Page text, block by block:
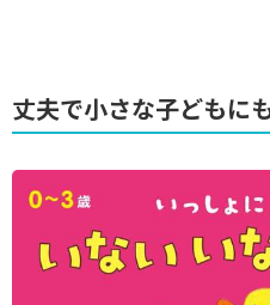
丈夫で小さな子どもに